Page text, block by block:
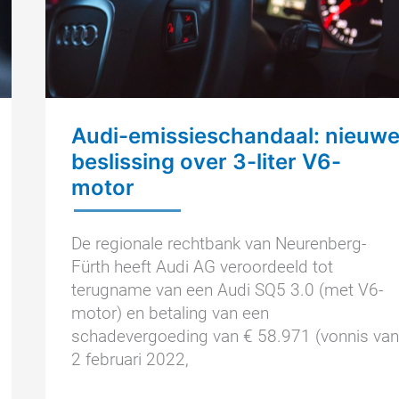
V6-
motor
Audi-emissieschandaal: nieuwe
beslissing over 3-liter V6-
motor
De regionale rechtbank van Neurenberg-
Fürth heeft Audi AG veroordeeld tot
terugname van een Audi SQ5 3.0 (met V6-
motor) en betaling van een
schadevergoeding van € 58.971 (vonnis van
2 februari 2022,